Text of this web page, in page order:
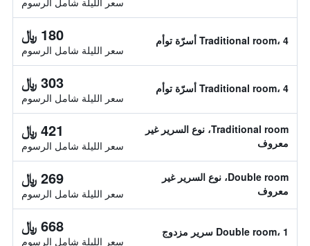
Traditional room، 4 أسرّة توأم 180 ﷼
سعر الليلة شامل الرسوم
Traditional room، 4 أسرّة توأم 303 ﷼
سعر الليلة شامل الرسوم
Traditional room، نوع السرير غير
معروف
421 ﷼
سعر الليلة شامل الرسوم
Double room، نوع السرير غير
معروف
269 ﷼
سعر الليلة شامل الرسوم
Double room، 1 سرير مزدوج 668 ﷼
سعر الليلة شامل الرسوم